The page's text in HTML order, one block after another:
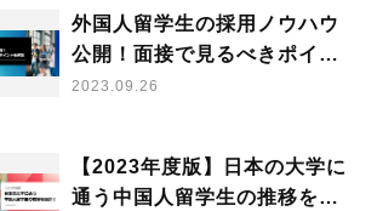
外国人留学生の採用ノウハウ
公開！面接で見るべきポイン
トも解説
2023.09.26
【2023年度版】日本の大学に
通う中国人留学生の推移を紹